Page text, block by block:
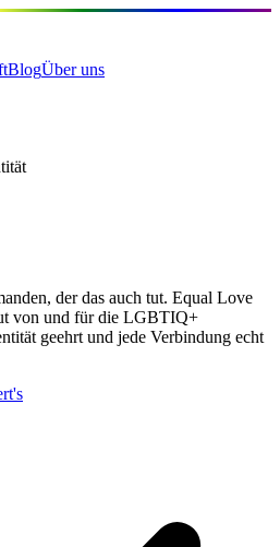
BlogÜber uns
der das auch tut. Equal Love
von und für die LGBTIQ+
geehrt und jede Verbindung echt